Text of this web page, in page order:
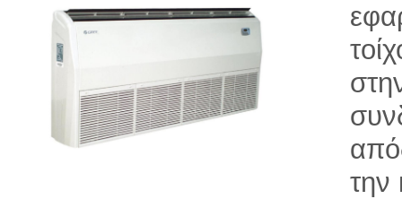
την